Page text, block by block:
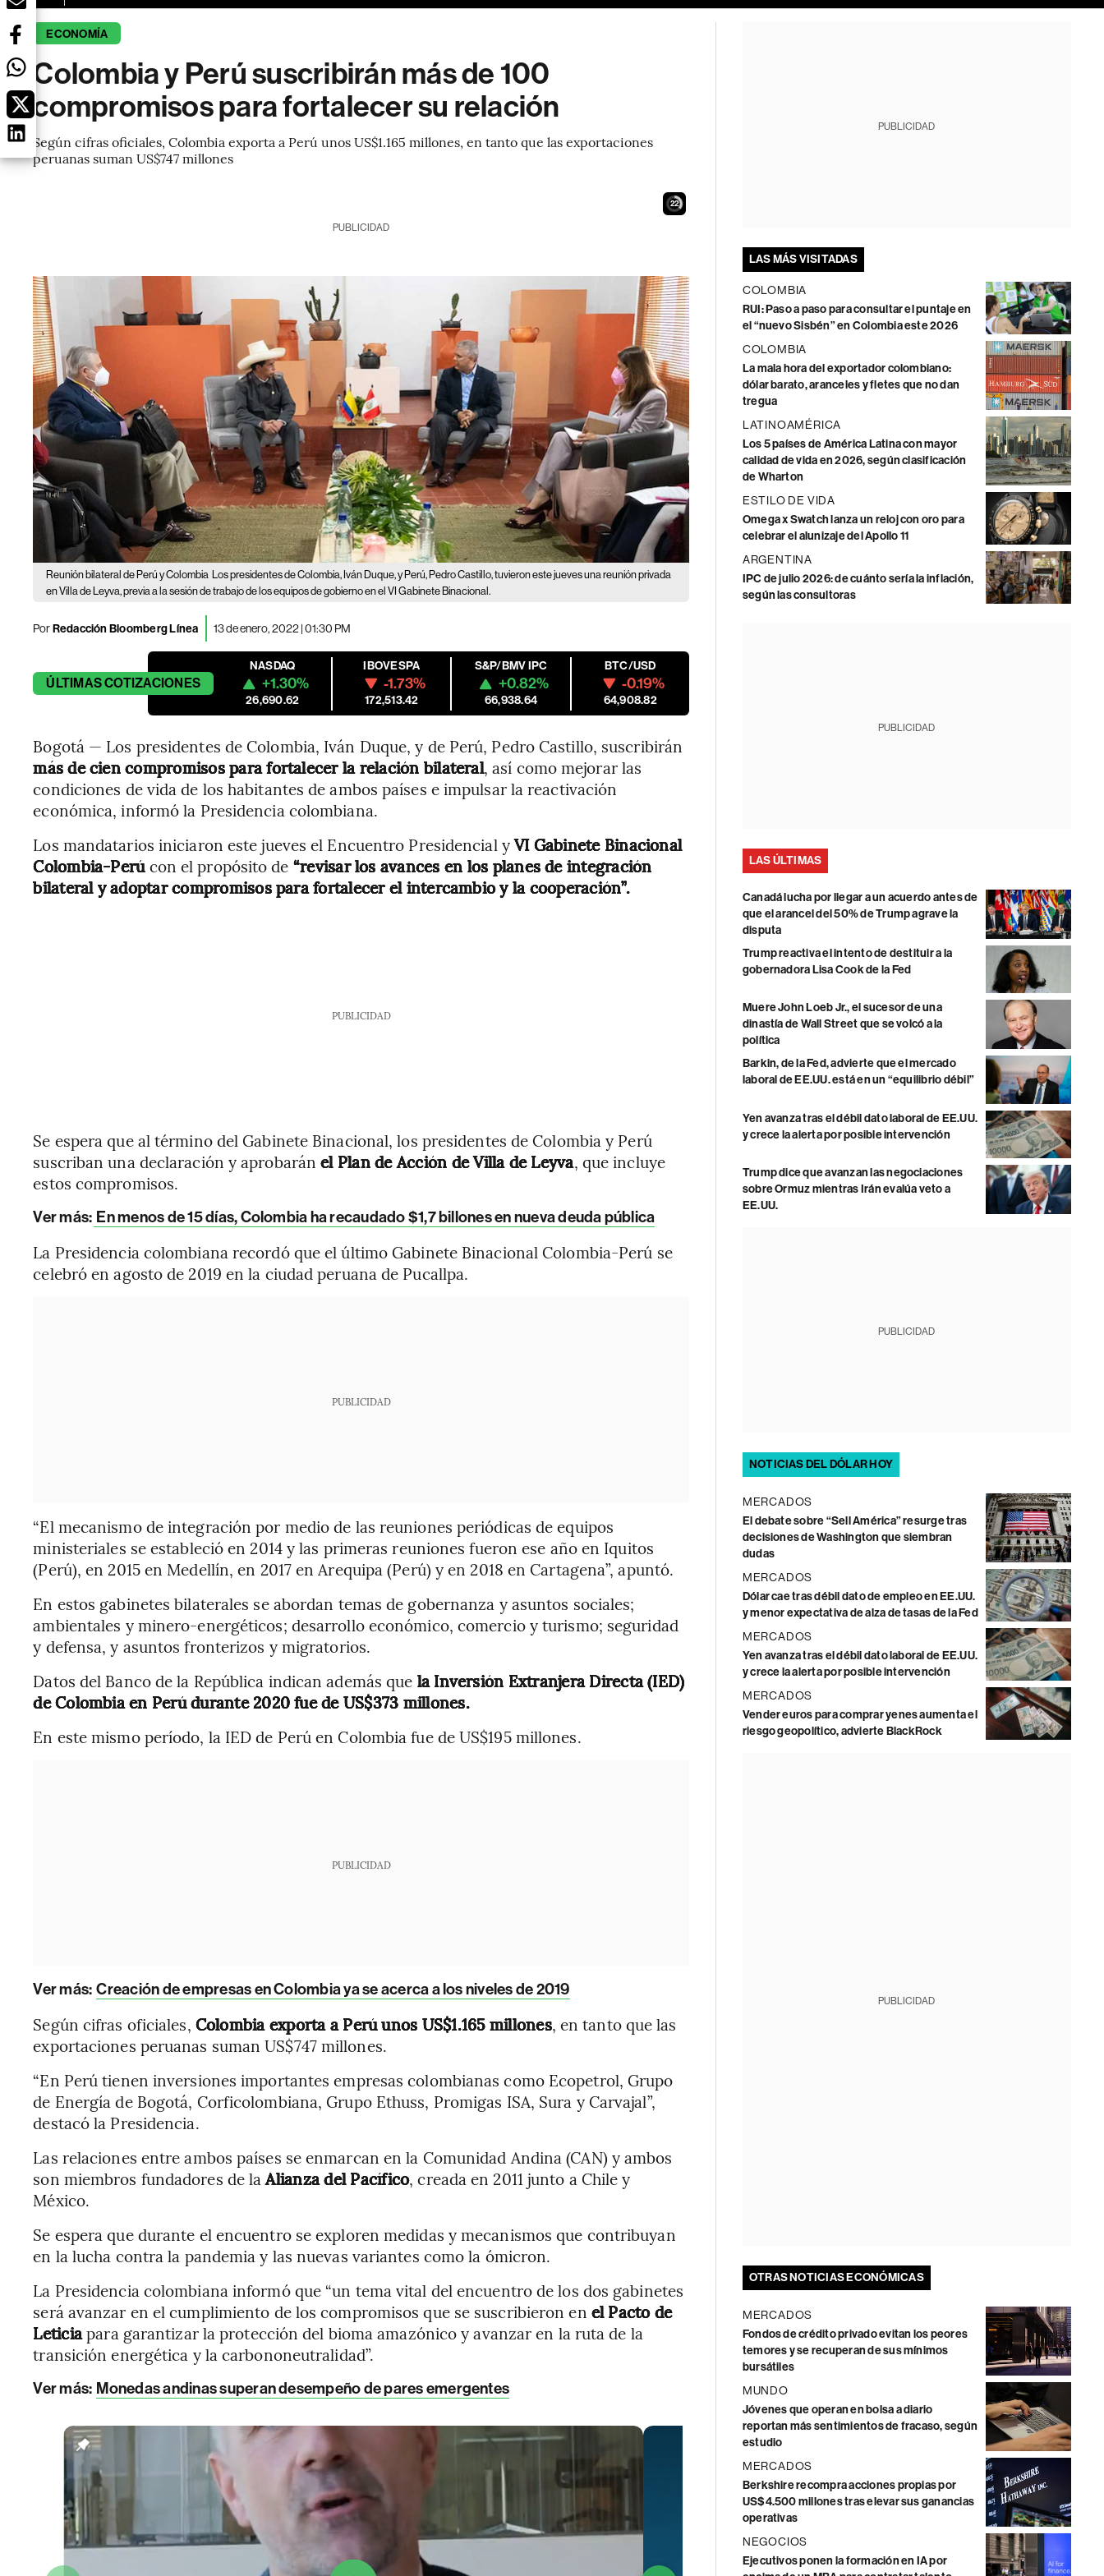
ECONOMÍA
Colombia y Perú suscribirán más de 100
compromisos para fortalecer su relación
Según cifras oficiales, Colombia exporta a Perú unos US$1.165 millones, en tanto que las exportaciones
peruanas suman US$747 millones
21
PUBLICIDAD
Reunión bilateral de Perú y Colombia Los presidentes de Colombia, Iván Duque, y Perú, Pedro Castillo, tuvieron este jueves una reunión privada
en Villa de Leyva, previa a la sesión de trabajo de los equipos de gobierno en el VI Gabinete Binacional.
PorRedacción Bloomberg Línea 13 de enero, 2022 | 01:30 PM
ÚLTIMASCOTIZACIONES
NASDAQ
+1.30%
26,690.62
IBOVESPA
-1.73%
172,513.42
S&P/BMV IPC
+0.82%
66,938.64
BTC/USD
-0.19%
64,908.82
Bogotá — Los presidentes de Colombia, Iván Duque, y de Perú, Pedro Castillo, suscribirán
más de cien compromisos para fortalecer la relación bilateral, así como mejorar las
condiciones de vida de los habitantes de ambos países e impulsar la reactivación
económica, informó la Presidencia colombiana.
Los mandatarios iniciaron este jueves el Encuentro Presidencial yVI Gabinete Binacional
Colombia-Perúcon el propósito de “revisar los avances en los planes de integración
bilateral y adoptar compromisos para fortalecer el intercambio y la cooperación”.
PUBLICIDAD
Se espera que al término del Gabinete Binacional, los presidentes de Colombia y Perú
suscriban una declaración y aprobarán el Plan de Acción de Villa de Leyva, que incluye
estos compromisos.
Ver más: En menos de 15 días, Colombia ha recaudado $1,7 billones en nueva deuda pública
La Presidencia colombiana recordó que el último Gabinete Binacional Colombia-Perú se
celebró en agosto de 2019 en la ciudad peruana de Pucallpa.
PUBLICIDAD
“El mecanismo de integración por medio de las reuniones periódicas de equipos
ministeriales se estableció en 2014 y las primeras reuniones fueron ese año en Iquitos
(Perú), en 2015 en Medellín, en 2017 en Arequipa (Perú) y en 2018 en Cartagena”, apuntó.
En estos gabinetes bilaterales se abordan temas de gobernanza y asuntos sociales;
ambientales y minero-energéticos; desarrollo económico, comercio y turismo; seguridad
y defensa, y asuntos fronterizos y migratorios.
Datos del Banco de la República indican además que la Inversión Extranjera Directa (IED)
de Colombia en Perú durante 2020 fue de US$373 millones.
En este mismo período, la IED de Perú en Colombia fue de US$195 millones.
PUBLICIDAD
Ver más: Creación de empresas en Colombia ya se acerca a los niveles de 2019
Según cifras oficiales, Colombia exporta a Perú unos US$1.165 millones, en tanto que las
exportaciones peruanas suman US$747 millones.
“En Perú tienen inversiones importantes empresas colombianas como Ecopetrol, Grupo
de Energía de Bogotá, Corficolombiana, Grupo Ethuss, Promigas ISA, Sura y Carvajal”,
destacó la Presidencia.
Las relaciones entre ambos países se enmarcan en la Comunidad Andina (CAN) y ambos
son miembros fundadores de laAlianza del Pacífico, creada en 2011 junto a Chile y
México.
Se espera que durante el encuentro se exploren medidas y mecanismos que contribuyan
en la lucha contra la pandemia y las nuevas variantes como la ómicron.
La Presidencia colombiana informó que “un tema vital del encuentro de los dos gabinetes
será avanzar en el cumplimiento de los compromisos que se suscribieron en el Pacto de
Leticiapara garantizar la protección del bioma amazónico y avanzar en la ruta de la
transición energética y la carbononeutralidad”.
Ver más: Monedas andinas superan desempeño de pares emergentes
PUBLICIDAD
LAS MÁS VISITADAS
COLOMBIA
RUI: Paso a paso para consultar el puntaje en
el “nuevo Sisbén” en Colombia este 2026
COLOMBIA
La mala hora del exportador colombiano:
dólar barato, aranceles y fletes que no dan
tregua
LATINOAMÉRICA
Los 5 países de América Latina con mayor
calidad de vida en 2026, según clasificación
de Wharton
ESTILO DE VIDA
Omega x Swatch lanza un reloj con oro para
celebrar el alunizaje del Apollo 11
ARGENTINA
IPC de julio 2026: de cuánto sería la inflación,
según las consultoras
PUBLICIDAD
LAS ÚLTIMAS
Canadá lucha por llegar a un acuerdo antes de
que el arancel del 50% de Trump agrave la
disputa
Trump reactiva el intento de destituir a la
gobernadora Lisa Cook de la Fed
Muere John Loeb Jr., el sucesor de una
dinastía de Wall Street que se volcó a la
política
Barkin, de la Fed, advierte que el mercado
laboral de EE.UU. está en un “equilibrio débil”
Yen avanza tras el débil dato laboral de EE.UU.
y crece la alerta por posible intervención
Trump dice que avanzan las negociaciones
sobre Ormuz mientras Irán evalúa veto a
EE.UU.
PUBLICIDAD
NOTICIAS DEL DÓLAR HOY
MERCADOS
El debate sobre “Sell América” resurge tras
decisiones de Washington que siembran
dudas
MERCADOS
Dólar cae tras débil dato de empleo en EE.UU.
y menor expectativa de alza de tasas de la Fed
MERCADOS
Yen avanza tras el débil dato laboral de EE.UU.
y crece la alerta por posible intervención
MERCADOS
Vender euros para comprar yenes aumenta el
riesgo geopolítico, advierte BlackRock
PUBLICIDAD
OTRAS NOTICIAS ECONÓMICAS
MERCADOS
Fondos de crédito privado evitan los peores
temores y se recuperan de sus mínimos
bursátiles
MUNDO
Jóvenes que operan en bolsa a diario
reportan más sentimientos de fracaso, según
estudio
MERCADOS
Berkshire recompra acciones propias por
US$4.500 millones tras elevar sus ganancias
operativas
NEGOCIOS
Ejecutivos ponen la formación en IA por